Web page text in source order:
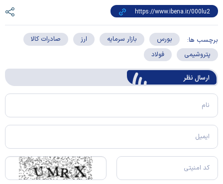
برچسب ها: بورس بازار سرمایه ارز
صادرات کالا
پتروشیمی
فولاد
ارسال‌ نظر